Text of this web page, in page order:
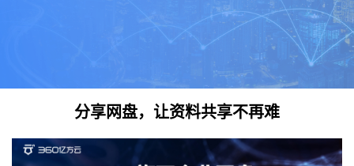
分享网盘，让资料共享不再难